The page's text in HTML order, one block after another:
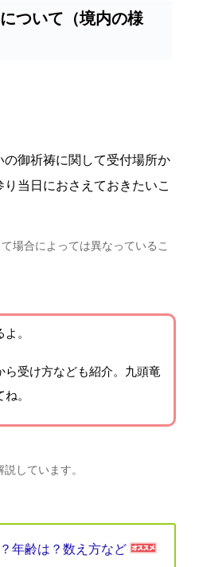
ついて（境内の様
御祈祷に関して受付場所か
当日におさえておきたいこ
場合によっては異なっているこ
。
ら受け方なども紹介。九頭竜
。
しています。
年齢は？数え方など